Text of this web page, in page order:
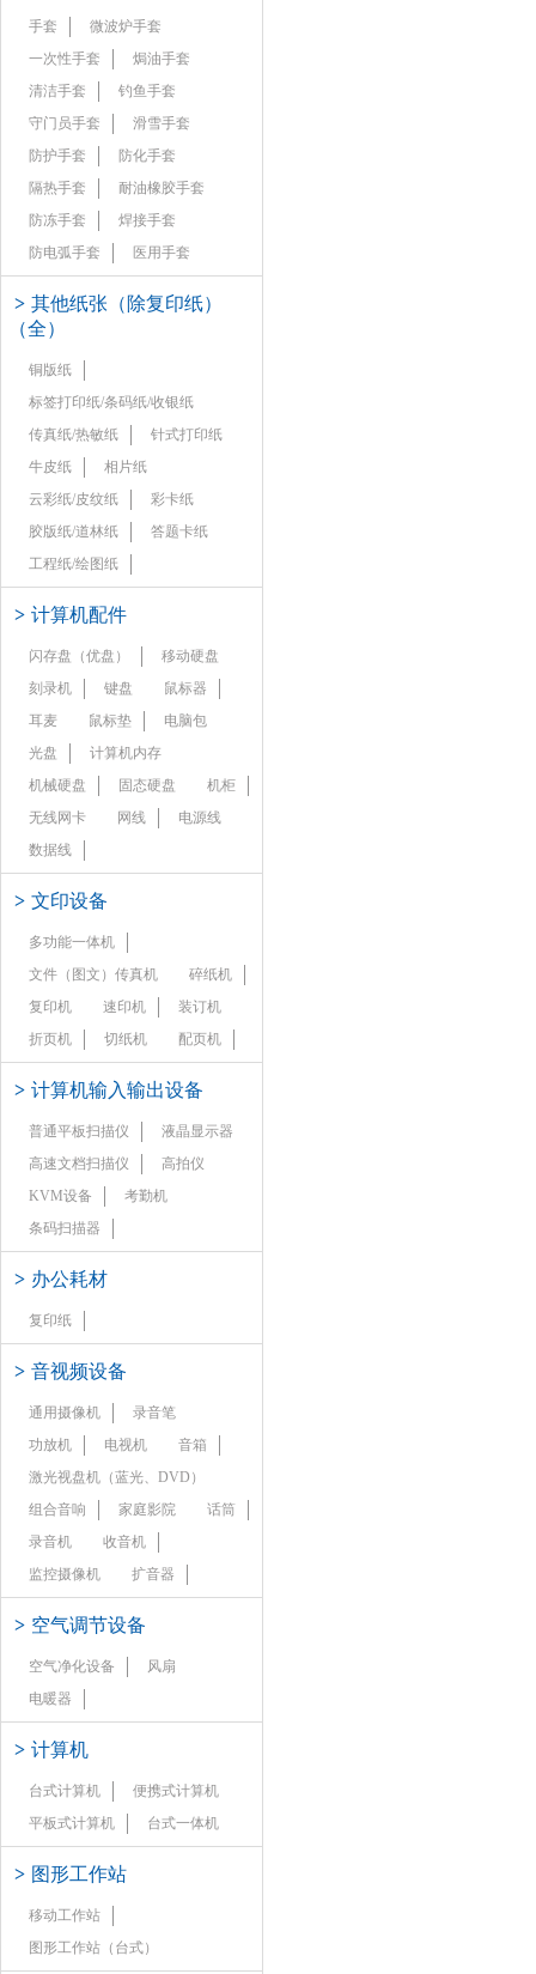
手套
微波炉手套
一次性手套
焗油手套
清洁手套
钓鱼手套
守门员手套
滑雪手套
防护手套
防化手套
隔热手套
耐油橡胶手套
防冻手套
焊接手套
防电弧手套
医用手套
> 其他纸张（除复印纸）
（全）
铜版纸
标签打印纸/条码纸/收银纸
传真纸/热敏纸
针式打印纸
牛皮纸
相片纸
云彩纸/皮纹纸
彩卡纸
胶版纸/道林纸
答题卡纸
工程纸/绘图纸
> 计算机配件
闪存盘（优盘）
移动硬盘
刻录机
键盘
鼠标器
耳麦
鼠标垫
电脑包
光盘
计算机内存
机械硬盘
固态硬盘
机柜
无线网卡
网线
电源线
数据线
> 文印设备
多功能一体机
文件（图文）传真机
碎纸机
复印机
速印机
装订机
折页机
切纸机 配页机
> 计算机输入输出设备
普通平板扫描仪
液晶显示器
高速文档扫描仪
高拍仪
KVM设备
考勤机
条码扫描器
> 办公耗材
复印纸
> 音视频设备
通用摄像机
录音笔
功放机
电视机
音箱
激光视盘机（蓝光、DVD）
组合音响
家庭影院
话筒
录音机
收音机
监控摄像机
扩音器
> 空气调节设备
空气净化设备
风扇
电暖器
> 计算机
台式计算机
便携式计算机
平板式计算机
台式一体机
> 图形工作站
移动工作站
图形工作站（台式）